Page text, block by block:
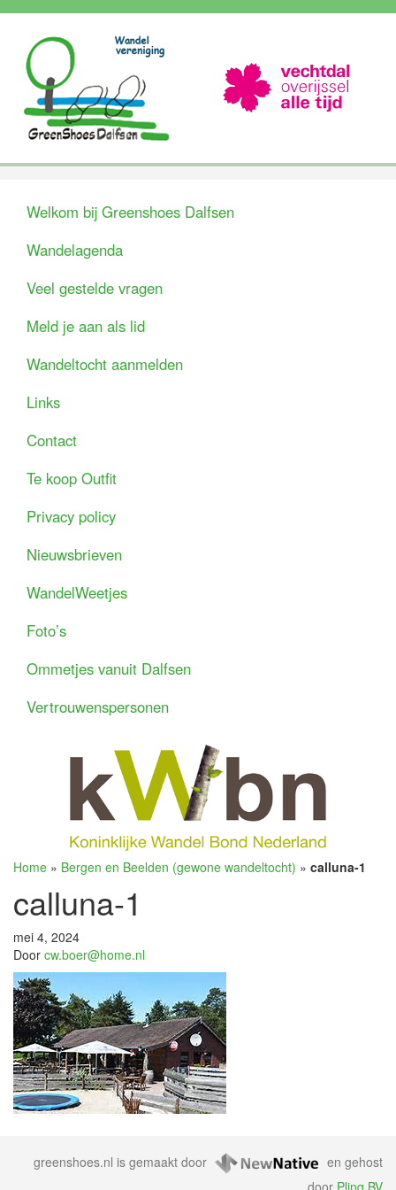
Welkom bij Greenshoes Dalfsen
Wandelagenda
Veel gestelde vragen
Meld je aan als lid
Wandeltocht aanmelden
Links
Contact
Te koop Outfit
Privacy policy
Nieuwsbrieven
WandelWeetjes
Foto’s
Ommetjes vanuit Dalfsen
Vertrouwenspersonen
Home » Bergen en Beelden (gewone wandeltocht) » calluna-1
calluna-1
mei 4, 2024
Door cw.boer@home.nl
greenshoes.nl is gemaakt door
en gehost